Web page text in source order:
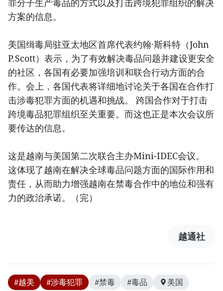
方案的信息。
美国缉毒局驻亚太地区首席代表约翰·斯科特（John
P.Scott）表示，为了有效解决毒品问题并建设更安全
的社区，各国有必要加强培训和联合行动方面的合
作。会上，各国代表将详细地讨论关于各国在合作打
击涉毒犯罪方面的机遇和挑战。 跨国合作对于打击
跨境毒品犯罪组织至关重要。而这也正是本次会议所
要传达的信息。
这是越南与美国第二次联合主办Mini-IDEC会议。
这体现了越南在解决全球毒品问题方面的国际作用和
责任，从而助力增强越南在禁毒合作中的地位和强有
力的政治承诺。（完）
越通社
#越美 #涉毒犯罪 #禁毒 #毒品
美国